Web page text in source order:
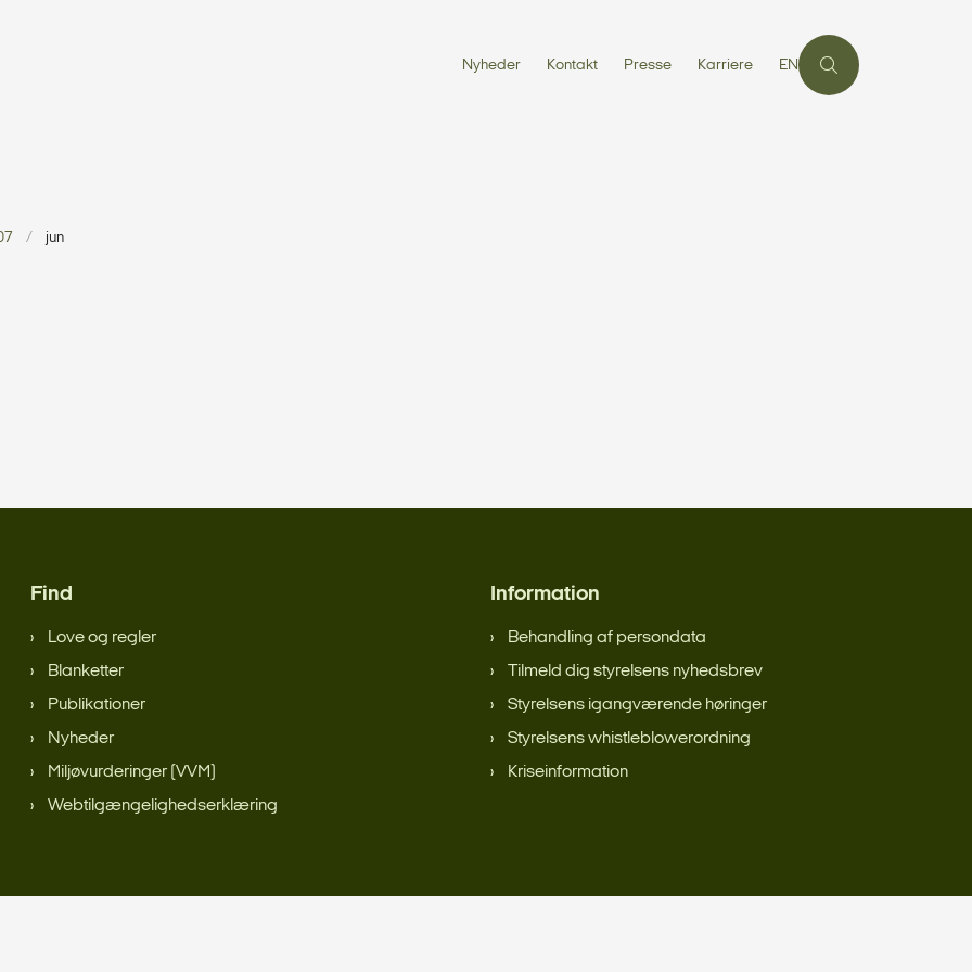
Nyheder Kontakt Presse Karriere EN
jun
Find
Love og regler
Blanketter
Publikationer
Nyheder
Miljøvurderinger (VVM)
Webtilgængelighedserklæring
Information
Behandling af persondata
Tilmeld dig styrelsens nyhedsbrev
Styrelsens igangværende høringer
Styrelsens whistleblowerordning
Kriseinformation